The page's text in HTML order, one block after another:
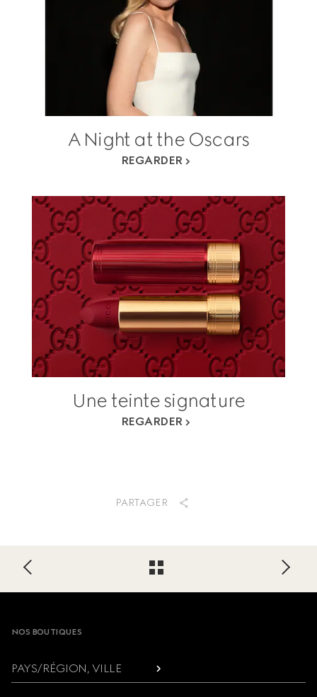
A Night at the Oscars
REGARDER
Une teinte signature
REGARDER
PARTAGER
NOS BOUTIQUES
PAYS/RÉGION, VILLE